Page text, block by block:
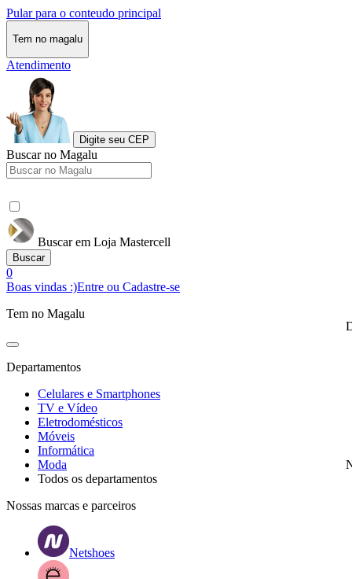
Pular para o conteudo principal
Tem no magalu
Atendimento
Digite seu CEP
Buscar no Magalu
Buscar em Loja Mastercell
Buscar
0
Boas vindas :)Entre ou Cadastre-se
Tem no Magalu
Departamentos
Celulares e Smartphones
TV e Vídeo
Eletrodomésticos
Móveis
Informática
Moda
Todos os departamentos
Nossas marcas e parceiros
Netshoes